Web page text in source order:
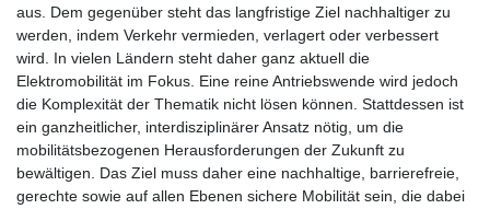
aus. Dem gegenüber steht das langfristige Ziel nachhaltiger zu
werden, indem Verkehr vermieden, verlagert oder verbessert
wird. In vielen Ländern steht daher ganz aktuell die
Elektromobilität im Fokus. Eine reine Antriebswende wird jedoch
die Komplexität der Thematik nicht lösen können. Stattdessen ist
ein ganzheitlicher, interdisziplinärer Ansatz nötig, um die
mobilitätsbezogenen Herausforderungen der Zukunft zu
bewältigen. Das Ziel muss daher eine nachhaltige, barrierefreie,
gerechte sowie auf allen Ebenen sichere Mobilität sein, die dabei